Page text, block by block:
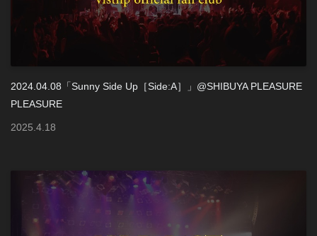
2024.04.08「Sunny Side Up［Side:A］」@SHIBUYA PLEASURE
PLEASURE
2025 4 18